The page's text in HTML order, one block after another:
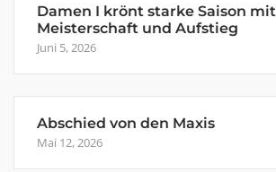
Damen I krönt starke Saison mit
Meisterschaft und Aufstieg
Juni 5, 2026
Abschied von den Maxis
Mai 12, 2026